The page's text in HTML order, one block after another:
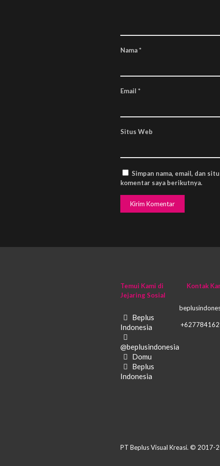
Nama*
Email *
Situs Web
Simpan nama, email, dan
komentar saya berikutnya.
Temui Kami di
Jejaring Sosial
Beplus
Indonesia
@beplusindonesia
Domu
Beplus
Indonesia
Kontak
PT Beplus Visual Kreasi. © 2017-